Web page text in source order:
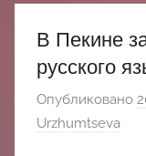
俄
罗
斯
ПЕКИНЕ
В Пекине
русского
Опубликовано
Urzhumtseva